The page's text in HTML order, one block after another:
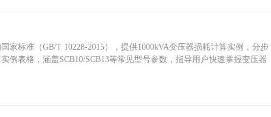
家标准（GB/T 10228-2015），提供1000kVA变压器损耗计算实例，分步
例表格，涵盖SCB10/SCB13等常见型号参数，指导用户快速掌握变压器